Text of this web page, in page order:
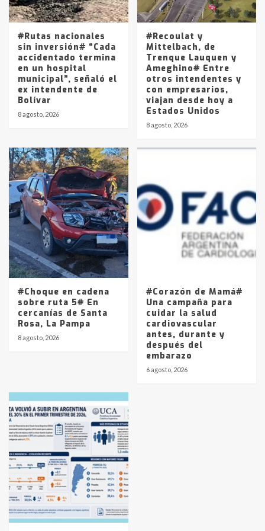
5
La Pampa, desde YPF hasta Axion
entre 857 a 1338 pesos
#Rutas nacionales
sin inversión# “Cada
accidentado termina
en un hospital
municipal”, señaló el
ex intendente de
Bolívar
8 agosto, 2026
#Recoulat y
Mittelbach, de
Trenque Lauquen y
Ameghino# Entre
otros intendentes y
con empresarios,
viajan desde hoy a
Estados Unidos
8 agosto, 2026
#Choque en cadena
sobre ruta 5# En
cercanías de Santa
Rosa, La Pampa
8 agosto, 2026
#Corazón de Mamá#
Una campaña para
cuidar la salud
cardiovascular
antes, durante y
después del
embarazo
6 agosto, 2026